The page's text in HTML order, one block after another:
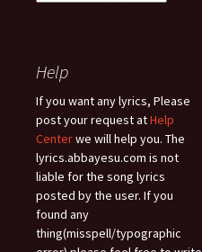
Help
If you want any lyrics, Please
post your request atHelp
Centerwe will help you. The
lyrics.abbayesu.com is not
liable for the song lyrics
posted by the user. If you
found any
thing(misspell/typographic